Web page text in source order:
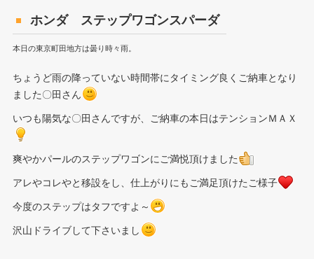
ホンダ ステップワゴンスパーダ
本日の東京町田地方は曇り時々雨。
ちょうど雨の降っていない時間帯にタイミング良くご納車となり
ました〇田さん
いつも陽気な〇田さんですが、ご納車の本日はテンションＭＡＸ
爽やかパールのステップワゴンにご満悦頂けました
アレやコレやと移設をし、仕上がりにもご満足頂けたご様子
今度のステップはタフですよ～
沢山ドライブして下さいまし